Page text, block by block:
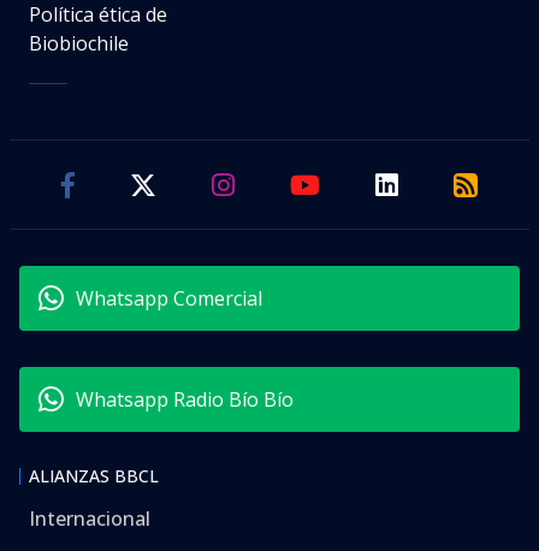
Política ética de
Biobiochile
Whatsapp Comercial
Whatsapp Radio Bío Bío
ALIANZAS BBCL
Internacional